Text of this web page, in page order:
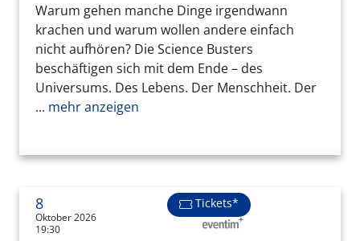
Warum gehen manche Dinge irgendwann
krachen und warum wollen andere einfach
nicht aufhören? Die Science Busters
beschäftigen sich mit dem Ende – des
Universums. Des Lebens. Der Menschheit. Der
... mehr anzeigen
8
Oktober 2026
19:30
Tickets*